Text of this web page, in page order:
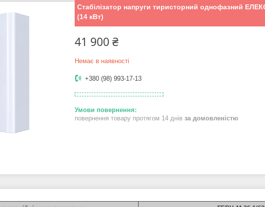
Стабілізатор напруги тиристорний однофазний
(14 кВт)
41 900 ₴
Немає в наявності
+380 (98) 993-17-13
повернення товару протягом 14 днів за домовленістю